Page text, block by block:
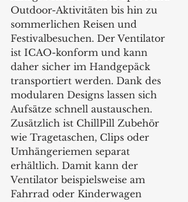
Outdoor-Aktivitäten bis hin zu
sommerlichen Reisen und
Festivalbesuchen. Der Ventilator
ist ICAO-konform und kann
daher sicher im Handgepäck
transportiert werden. Dank des
modularen Designs lassen sich
Aufsätze schnell austauschen.
Zusätzlich ist ChillPill Zubehör
wie Tragetaschen, Clips oder
Umhängeriemen separat
erhältlich. Damit kann der
Ventilator beispielsweise am
Fahrrad oder Kinderwagen